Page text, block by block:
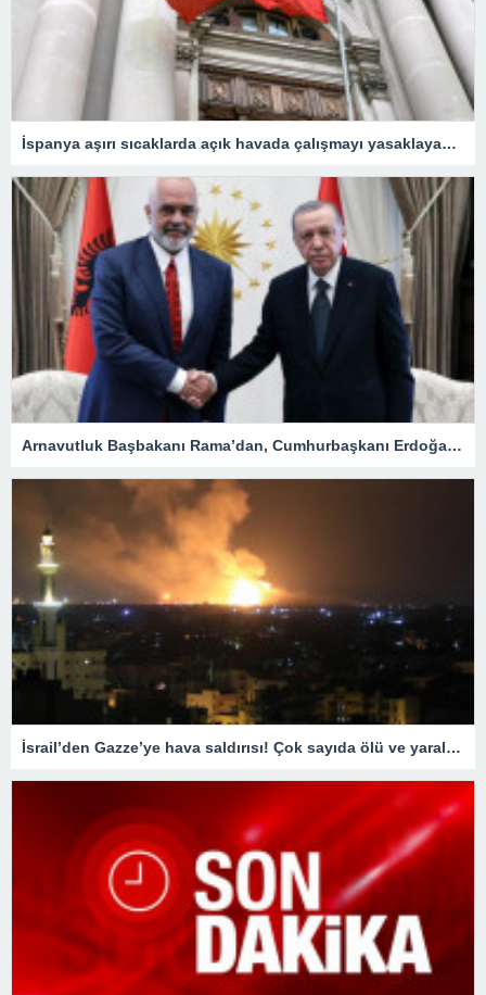
İspanya aşırı sıcaklarda açık havada çalışmayı yasaklayacak
Arnavutluk Başbakanı Rama’dan, Cumhurbaşkanı Erdoğan’a destek mesajı
İsrail’den Gazze’ye hava saldırısı! Çok sayıda ölü ve yaralı var